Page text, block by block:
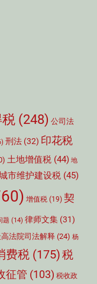
(248) 公司法
刑法 (32) 印花税
土地增值税 (44) 地
市维护建设税 (45)
增值税 (19) 契
题 (14) 律师文集 (31)
法院司法解释 (24) 杨
费税 (175)税
征管 (103) 税收政